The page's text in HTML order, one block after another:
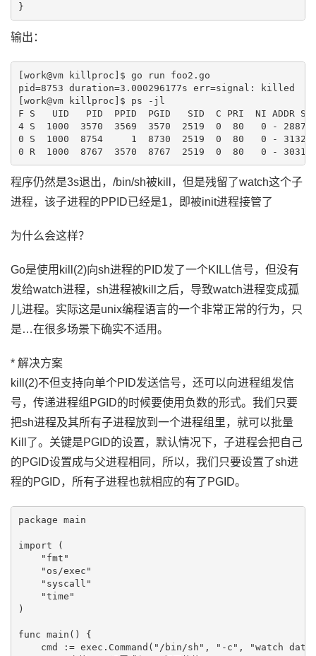
输出：
[work@vm killproc]$ go run foo2.go
pid=8753 duration=3.000296177s err=signal: killed
[work@vm killproc]$ ps -jl
F S   UID   PID  PPID  PGID   SID  C PRI  NI ADDR SZ
4 S  1000  3570  3569  3570  2519  0  80   0 -
0 S  1000  8754     1  8730  2519  0  80   0 -
程序仍然是3s退出，/bin/sh被kill，但是残留了watch这个子
进程，该子进程的PPID已经是1，即被init进程接管了
为什么会这样？
Go是使用kill(2)向sh进程的PID发了一个KILL信号，但没有
发给watch进程，sh进程被kill之后，导致watch进程变成孤
儿进程。实际这是unix编程语言的一个非常正常的行为，只
是…在很多场景下确实不适用。
* 解决方案
kill(2)不但支持向单个PID发送信号，还可以向进程组发信
号，传递进程组PGID的时候要使用负数的形式。我们只要
把sh进程及其所有子进程放到一个进程组里，就可以批量
Kill了。关键是PGID的设置，默认情况下，子进程会把自己
的PGID设置成与父进程相同，所以，我们只要设置了sh进
程的PGID，所有子进程也就相应的有了PGID。
package main
import (
    "fmt"
    "os/exec"
    "syscall"
    "time"
)
func main() {
cmd := exec.Command("/bin/sh", "-c", "watch date